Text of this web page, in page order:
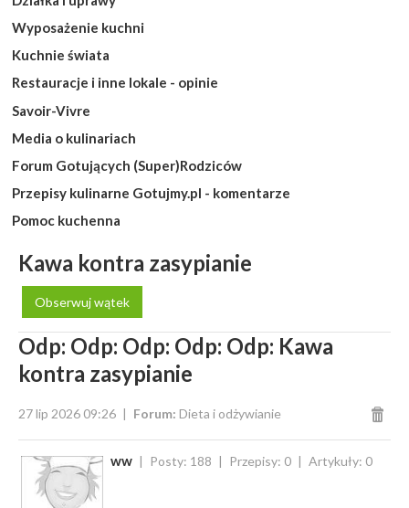
Wyposażenie kuchni
Kuchnie świata
Restauracje i inne lokale - opinie
Savoir-Vivre
Media o kulinariach
Forum Gotujących (Super)Rodziców
Przepisy kulinarne Gotujmy.pl - komentarze
Pomoc kuchenna
Kawa kontra zasypianie
Obserwuj wątek
Odp: Odp: Odp: Odp: Odp: Kawa
kontra zasypianie
27 lip 2026 09:26 Forum: Dieta i odżywianie
ww Posty: 188 Przepisy: 0 Artykuły: 0